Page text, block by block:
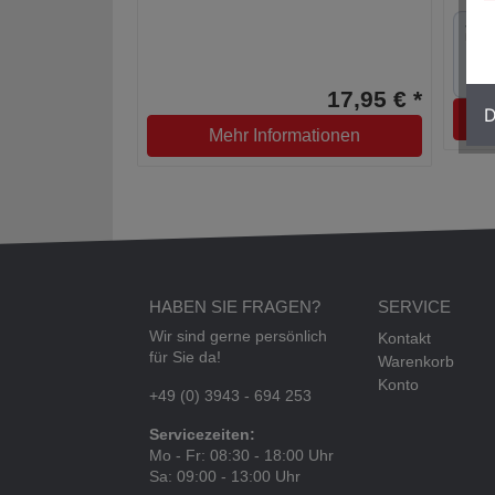
17,95 € *
Mehr Informationen
HABEN SIE FRAGEN?
Wir sind gerne persönlich
für Sie da!
+49 (0) 3943 - 694 253
Servicezeiten:
Mo - Fr: 08:30 - 18:00 Uhr
Sa: 09:00 - 13:00 Uhr
SERVICE
Kontakt
Warenkorb
Konto